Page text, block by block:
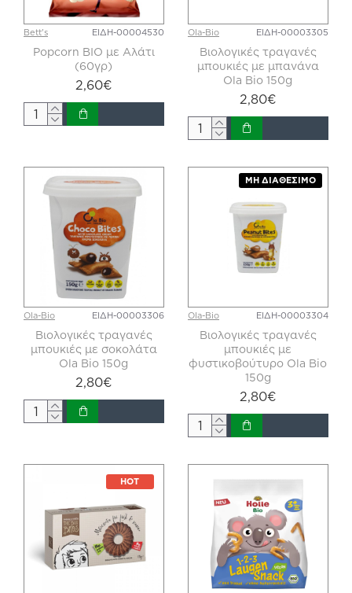
Bett's ΕΙΔΗ-00004530
Popcorn ΒΙΟ με Αλάτι
(60γρ)
2,60€
Ola-Bio ΕΙΔΗ-00003305
Βιολογικές τραγανές
μπουκιές με μπανάνα
Ola Bio 150g
2,80€
Ola-Bio ΕΙΔΗ-00003306
Βιολογικές τραγανές
μπουκιές με σοκολάτα
Ola Bio 150g
2,80€
ΜΗ ΔΙΑΘΈΣΙΜΟ
Ola-Bio ΕΙΔΗ-00003304
Βιολογικές τραγανές
μπουκιές με
φυστικοβούτυρο Ola Bio
150g
2,80€
HOT